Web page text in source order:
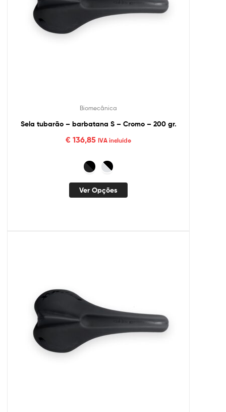
Biomecânica
Sela tubarão – barbatana S – Cromo – 200 gr.
€ 136,85 IVA incluído
Ver Opções